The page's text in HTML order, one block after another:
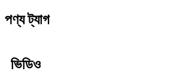
পণ্য ট্যাগ
ভিডিও